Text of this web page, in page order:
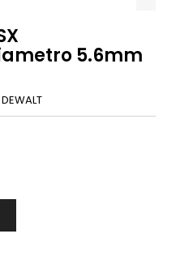
5.6mm
DEWALT